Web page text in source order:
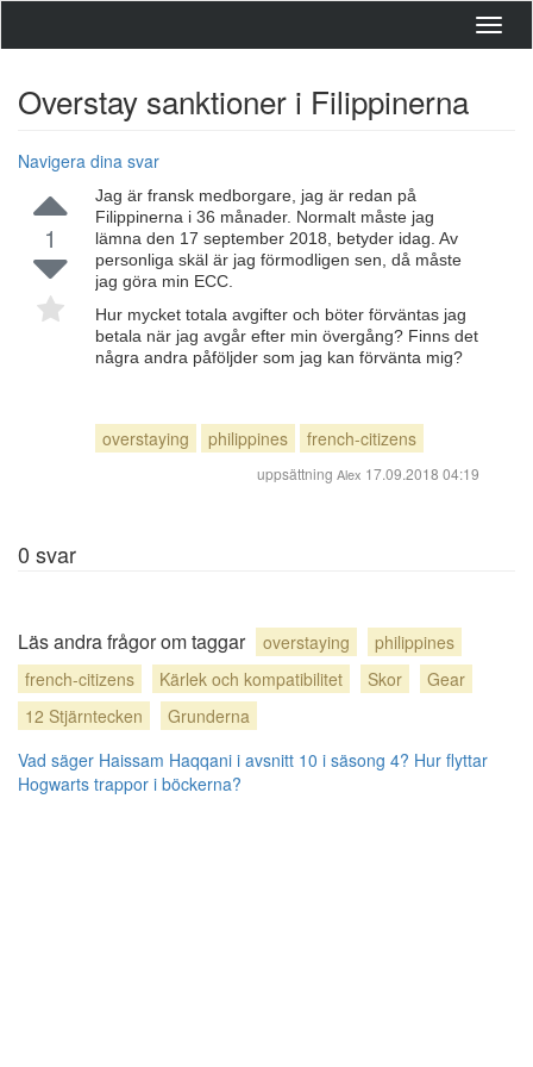
Overstay sanktioner i Filippinerna
Navigera dina svar
1
Jag är fransk medborgare, jag är redan på
Filippinerna i 36 månader. Normalt måste jag
lämna den 17 september 2018, betyder idag. Av
personliga skäl är jag förmodligen sen, då måste
jag göra min ECC.
Hur mycket totala avgifter och böter förväntas jag
betala när jag avgår efter min övergång? Finns det
några andra påföljder som jag kan förvänta mig?
overstaying philippines french-citizens
uppsättning Alex 17.09.2018 04:19
0 svar
Läs andra frågor om taggar overstaying
philippines
french-citizens
Kärlek och kompatibilitet Skor
Gear
12 Stjärntecken
Grunderna
Vad säger Haissam Haqqani i avsnitt 10 i säsong 4? Hur flyttar
Hogwarts trappor i böckerna?